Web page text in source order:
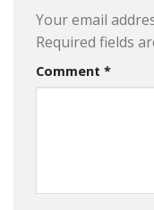
Your email
Required fields
Comment *